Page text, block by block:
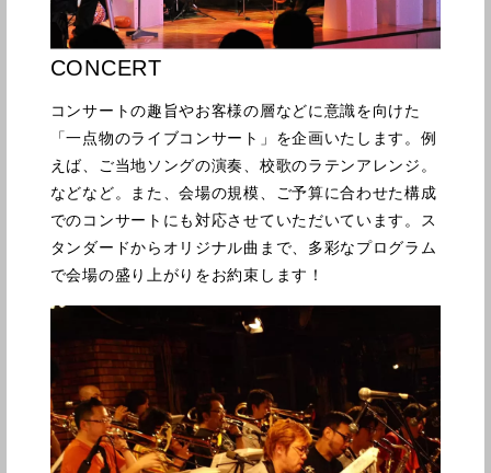
CONCERT
コンサートの趣旨やお客様の層などに意識を向けた
「一点物のライブコンサート」を企画いたします。例
えば、ご当地ソングの演奏、校歌のラテンアレンジ。
などなど。また、会場の規模、ご予算に合わせた構成
でのコンサートにも対応させていただいています。ス
タンダードからオリジナル曲まで、多彩なプログラム
で会場の盛り上がりをお約束します！